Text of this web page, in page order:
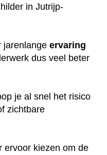
in Jutrijp-
jarenlange ervaring
dus veel beter
je al snel het risico
zichtbare
ervoor kiezen om de